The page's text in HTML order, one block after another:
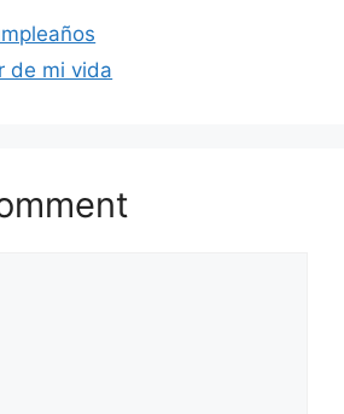
de mi vida